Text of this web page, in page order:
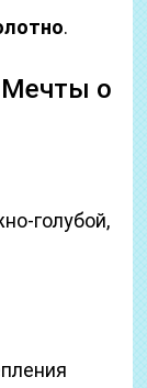
.
о
голубой,